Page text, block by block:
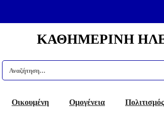
ΚΑΘΗΜΕΡΙΝΗ
Οικουμένη Ομογένεια Πολιτισμός